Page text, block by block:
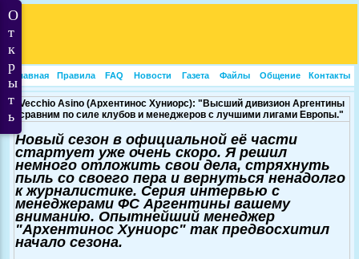
Главная Правила FAQ Новости Газета Файлы Общение Контакты
Vecchio Asino (Архентинос Хуниорс): "Высший дивизион Аргентины
сравним по силе клубов и менеджеров с лучшими лигами Европы."
Новый сезон в официальной её части
стартует уже очень скоро. Я решил
немного отложить свои дела, стряхнуть
пыль со своего пера и вернуться ненадолго
к журналистике. Серия интервью с
менеджерами ФС Аргентины вашему
вниманию. Опытнейший менеджер
"Архентинос Хуниорс" так предвосхитил
начало сезона.